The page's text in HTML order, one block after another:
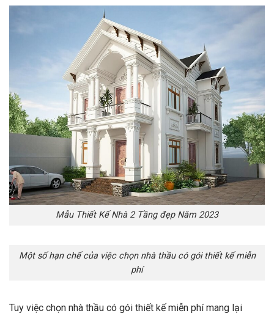
Mẫu Thiết Kế Nhà 2 Tầng đẹp Năm 2023
Một số hạn chế của việc chọn nhà thầu có gói thiết kế miễn
phí
Tuy việc chọn nhà thầu có gói thiết kế miễn phí mang lại